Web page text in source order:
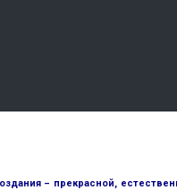
– прекрасной,